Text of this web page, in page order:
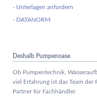
- Unterlagen anfordern
- DATANORM
Deshalb Pumpenoase
Ob Pumpentechnik,
viel Erfahrung ist das Team der
Partner für Fachhändler.